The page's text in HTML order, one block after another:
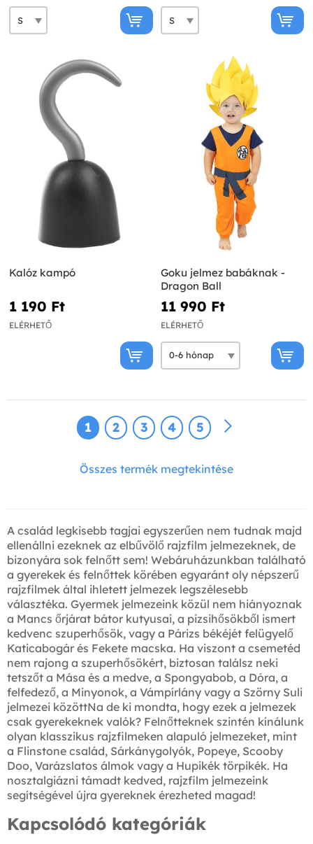
Kalóz kampó
1 190 Ft‎
ELÉRHETŐ
Goku jelmez babáknak -
Dragon Ball
11 990 Ft‎
ELÉRHETŐ
1 2 3 4 5
Összes termék megtekintése
A család legkisebb tagjai egyszerűen nem tudnak majd
ellenállni ezeknek az elbűvölő rajzfilm jelmezeknek, de
bizonyára sok felnőtt sem! Webáruházunkban található
a gyerekek és felnőttek körében egyaránt oly népszerű
rajzfilmek által ihletett jelmezek legszélesebb
választéka. Gyermek jelmezeink közül nem hiányoznak
a Mancs őrjárat bátor kutyusai, a pizsihősökből ismert
kedvenc szuperhősök, vagy a Párizs békéjét felügyelő
Katicabogár és Fekete macska. Ha viszont a csemetéd
nem rajong a szuperhősökért, biztosan találsz neki
tetszőt a Mása és a medve, a Spongyabob, a Dóra, a
felfedező, a Minyonok, a Vámpírlány vagy a Szörny Suli
jelmezei közöttNa de ki mondta, hogy ezek a jelmezek
csak gyerekeknek valók? Felnőtteknek szintén kínálunk
olyan klasszikus rajzfilmeken alapuló jelmezeket, mint
a Flinstone család, Sárkánygolyók, Popeye, Scooby
Doo, Varázslatos álmok vagy a Hupikék törpikék. Ha
nosztalgiázni támadt kedved, rajzfilm jelmezeink
segítségével újra gyereknek érezheted magad!
Kapcsolódó kategóriák